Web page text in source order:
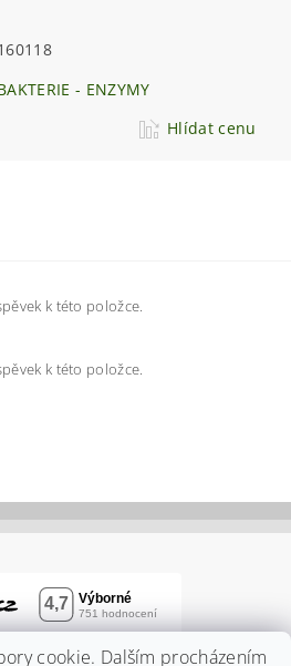
- ENZYMY
Hlídat cenu
k této položce.
k této položce.
cookie. Dalším procházením